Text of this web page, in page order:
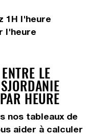
1H l'heure
l'heure
LE
HEURE
nos tableaux de
aider à calculer